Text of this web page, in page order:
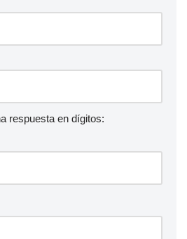
respuesta en dígitos: